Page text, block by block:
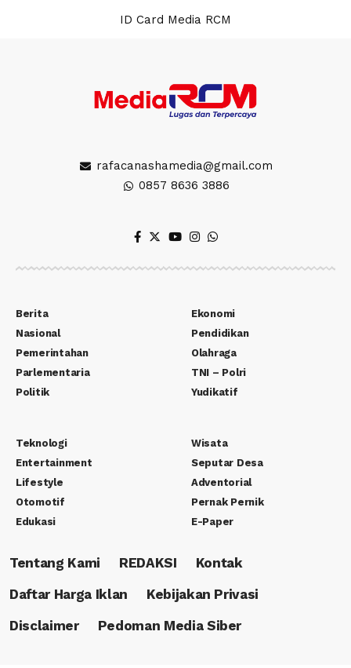
ID Card Media RCM
rafacanashamedia@gmail.com
0857 8636 3886
Berita
Nasional
Pemerintahan
Parlementaria
Politik
Ekonomi
Pendidikan
Olahraga
TNI – Polri
Yudikatif
Teknologi
Entertainment
Lifestyle
Otomotif
Edukasi
Wisata
Seputar Desa
Adventorial
Pernak Pernik
E-Paper
Tentang Kami REDAKSI
Kontak
Daftar Harga Iklan
Kebijakan Privasi
Disclaimer
Pedoman Media Siber